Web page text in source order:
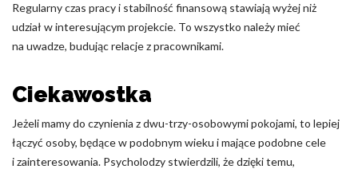
Regularny czas pracy i stabilność finansową stawiają wyżej niż
udział w interesującym projekcie. To wszystko należy mieć
na uwadze, budując relacje z pracownikami.
Ciekawostka
Jeżeli mamy do czynienia z dwu-trzy-osobowymi pokojami, to lepiej
łączyć osoby, będące w podobnym wieku i mające podobne cele
i zainteresowania. Psycholodzy stwierdzili, że dzięki temu,